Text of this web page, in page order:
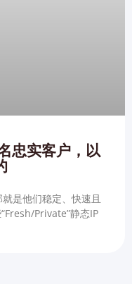
忠实客户，以
是他们稳定、快速且
Private”静态IP